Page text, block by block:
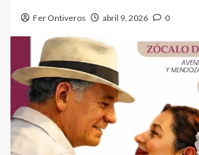
Fer Ontiveros abril 9, 2026 0